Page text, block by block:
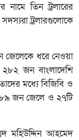
তিন ট্রলারের
ট্রলারগুলোকে
জেলেকে ধরে নেওয়া
জন বাংলাদেশি
মধ্যে বিজিবি ও
জন জেলে ও ২৭টি
মহিউদ্দিন আহমেদ